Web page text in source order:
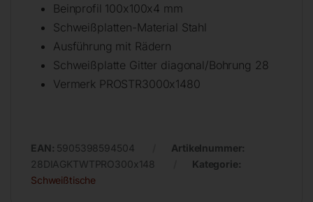
Beinprofil 100x100x4 mm
Schweißplatten-Material Stahl
Ausführung mit Rädern
Schweißplatte Gitter diagonal/Bohrung 28
Vermerk PROSTR3000x1480
EAN: 5905398594504
Artikelnummer:
28DIAGKTWTPRO300x148
Kategorie:
Schweißtische